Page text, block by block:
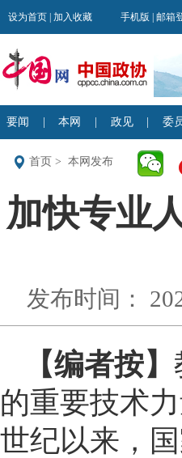
首页 > 本网发布
加快专业
发布时间：
【编者按】
的重要技术
世纪以来，